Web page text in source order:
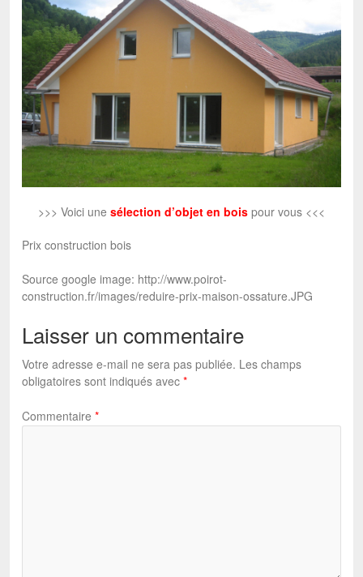
>>> Voici une sélection d’objet en bois pour vous <<<
Prix construction bois
Source google image: http://www.poirot-
construction.fr/images/reduire-prix-maison-ossature.JPG
Laisser un commentaire
Votre adresse e-mail ne sera pas publiée. Les champs
obligatoires sont indiqués avec *
Commentaire *